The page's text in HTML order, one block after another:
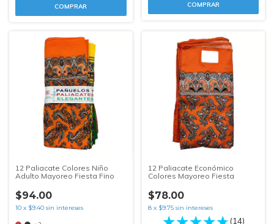
COMPRAR COMPRAR
12 Paliacate Colores Niño
Adulto Mayoreo Fiesta Fino
$94.00
10 x $9.40 sin intereses
12 Paliacate Económico
Colores Mayoreo Fiesta
$78.00
8 x $9.75 sin intereses
(14)